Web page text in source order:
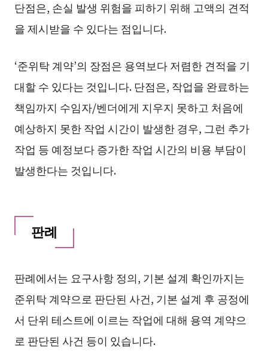
단점은, 손실 발생 위험을 피하기 위해 고액의 견적
을 제시받을 수 있다는 점입니다.
‘준위탁 계약’의 장점은 용역보다 저렴한 견적을 기
대할 수 있다는 것입니다. 단점은, 작업을 완료하는
책임까지 수임자/벤더에게 지우지 못하고 처음에
예상하지 못한 작업 시간이 발생한 경우, 그런 추가
작업 등 예정보다 증가한 작업 시간의 비용 부담이
발생한다는 것입니다.
판례
판례에서는 요구사항 정의, 기본 설계 확인까지는
준위탁 계약으로 판단된 사건, 기본 설계 후 공정에
서 단위 테스트에 이르는 작업에 대해 용역 계약으
로 판단된 사건 등이 있습니다.